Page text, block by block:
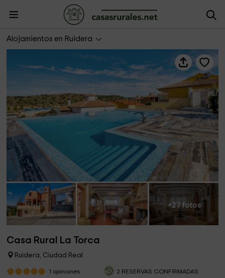
Alojamientos en Ruidera
Casa Rural La Torca
+27 fotos
Casa Rural La Torca
Ruidera, Ciudad Real
1 opiniones 2 RESERVAS CONFIRMADAS